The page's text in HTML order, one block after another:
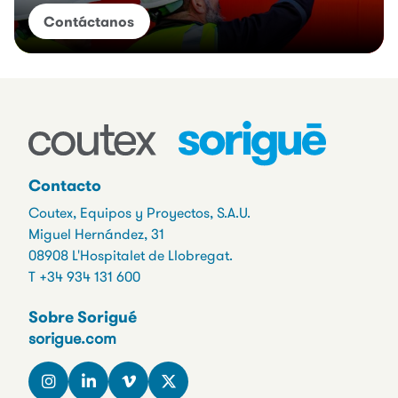
Contáctanos
Contacto
Coutex, Equipos y Proyectos, S.A.U.
Miguel Hernández, 31
08908 L'Hospitalet de Llobregat.
T +34 934 131 600
Sobre Sorigué
sorigue.com
Footer
social